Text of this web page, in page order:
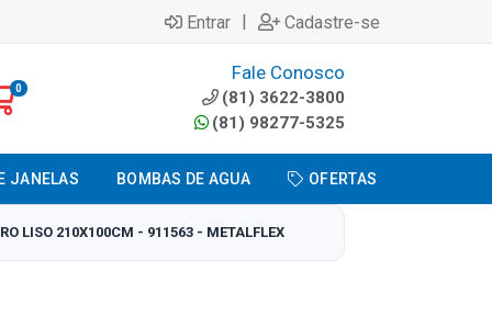
Entrar | Cadastre-se
0
Fale Conosco
(81) 3622-3800
(81) 98277-5325
JANELAS BOMBAS DE AGUA OFERTAS
LISO 210X100CM - 911563 - METALFLEX